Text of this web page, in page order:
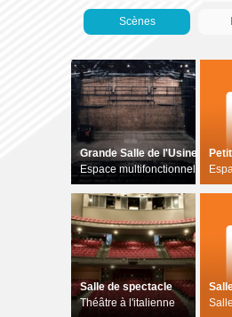
Scènes
Grande Salle de l'Usine C
Espace multifonctionnel
Salle de spectacle
Théâtre à l'italienne